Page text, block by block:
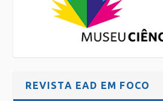
REVISTA EAD EM FOCO